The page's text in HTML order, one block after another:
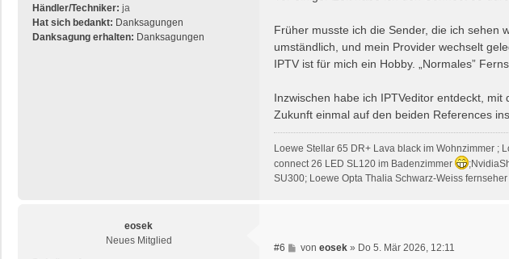
Händler/Techniker: ja
Hat sich bedankt: Danksagungen
Danksagung erhalten: Danksagungen
a
g
Früher musste ich die Sender, die ich sehen
umständlich, und mein Provider wechselt
IPTV ist für mich ein Hobby. „Normales”
Inzwischen habe ich IPTVeditor entdeckt,
Zukunft einmal auf den beiden References
Loewe Stellar 65 DR+ Lava black im Wohnzimmer ;
connect 26 LED SL120 im Badenzimmer
SU300; Loewe Opta Thalia Schwarz-Weiss
eosek
Neues Mitglied
#6
Bvon eosek» Do 5. Mär 2026, 12:11